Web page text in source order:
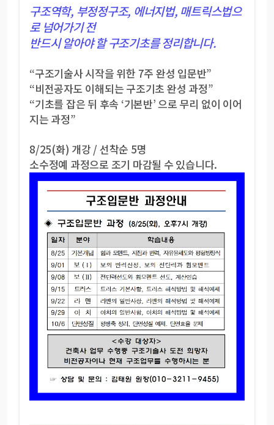
구조역학, 부정정구조, 에너지법, 매트릭스법으
로 넘어가기 전
반드시 알아야 할 구조기초를 정리합니다.
“구조기술사 시작을 위한 7주 완성 입문반”
“비전공자도 이해되는 구조기초 완성 과정”
“기초를 잡은 뒤 후속 ‘기본반’ 으로 무리 없이 이어
지는 과정”
8/25(화) 개강 / 선착순 5명
소수정예 과정으로 조기 마감될 수 있습니다.